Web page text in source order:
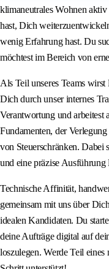
klimaneutrales Wohnen
hast, Dich
wenig Erfahrung hast. Du
möchtest im Bereich von
Als Teil unseres Teams
Dich durch unser internes
Verantwortung und arbeitest
Fundamenten, der
von Steuerschränken. Dabei
und eine präzise Ausführung
Technische Affinität,
gemeinsam mit uns über
idealen Kandidaten. Du
deine Aufträge digital auf
loszulegen. Werde Teil